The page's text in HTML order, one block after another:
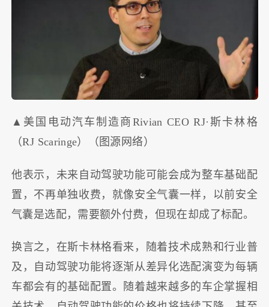
▲美国电动汽车制造商Rivian CEO RJ·斯卡林格
（RJ Scaringe）（图源网络）
他表示，未来自动驾驶功能可能会成为整车基础配
置，不再单独收费，就像安全气囊一样，以前安全
气囊是选配，需要额外付费，但现在却成了标配。
换言之，在斯卡林格看来，随着技术成熟和行业普
及，自动驾驶功能将逐渐从差异化选配演变为每辆
车都会有的基础配置。随着越来越多的车企掌握相